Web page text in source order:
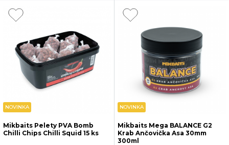
NOVINKA
Mikbaits Pelety PVA Bomb
Chilli Chips Chilli Squid 15 ks
NOVINKA
Mikbaits Mega BALANCE G2
Krab Ančovička Asa 30mm
300ml